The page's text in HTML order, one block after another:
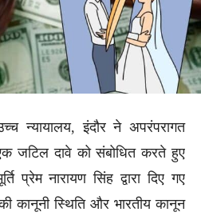
न्यायालय, इंदौर ने अपरंपरागत
एक जटिल दावे को संबोधित करते हुए
प्रेम नारायण सिंह द्वारा दिए गए
कानूनी स्थिति और भारतीय कानून